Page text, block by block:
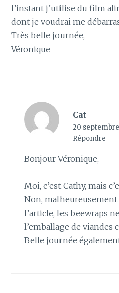
l’instant j’utilise du film
dont je voudrai me
Très belle journée,
Véronique
Cat
20 septembre
Répondre
Bonjour Véronique,
Moi, c’est Cathy, mais
Non,
l’article, les beewraps
l’emballage de viandes
Belle journée